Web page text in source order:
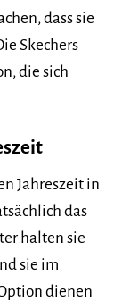
dass sie
Skechers
die sich
Jahreszeit in
das
halten sie
sie im
dienen